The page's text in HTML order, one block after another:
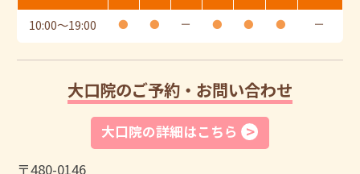
10:00〜19:00 ● ● ー ● ● ● ー
大口院のご予約・お問い合わせ
大口院の詳細はこちら
〒480-0146